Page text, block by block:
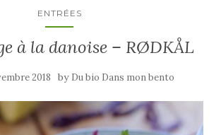
ENTRÉES
à la danoise – RØDKÅL
2018 by Du bio Dans mon bento